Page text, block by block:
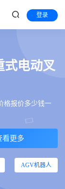
登录
式电动叉
格报价多少钱一
看更多
AGV机器人